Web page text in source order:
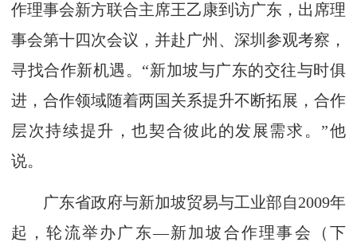
作理事会新方联合主席王乙康到访广东，出席理
事会第十四次会议，并赴广州、深圳参观考察，
寻找合作新机遇。“新加坡与广东的交往与时俱
进，合作领域随着两国关系提升不断拓展，合作
层次持续提升，也契合彼此的发展需求。”他
说。
广东省政府与新加坡贸易与工业部自2009年
起，轮流举办广东—新加坡合作理事会（下